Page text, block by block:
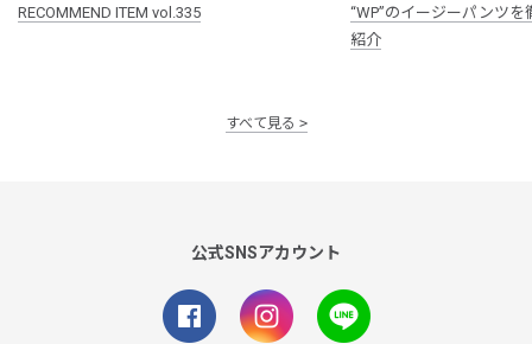
RECOMMEND ITEM vol.335
“WP”のイージーパンツ
紹介
すべて見る
公式SNSアカウント